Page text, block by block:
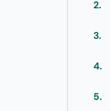
2.
3.
4.
5.